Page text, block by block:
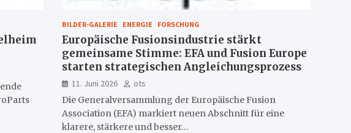
BILDER-GALERIE ENERGIE FORSCHUNG
Europäische Fusionsindustrie stärkt
gemeinsame Stimme: EFA und Fusion Europe
starten strategischen Angleichungsprozess
11. Juni 2026
ots
Die Generalversammlung der Europäische Fusion
Association (EFA) markiert neuen Abschnitt für eine
klarere, stärkere und besser…